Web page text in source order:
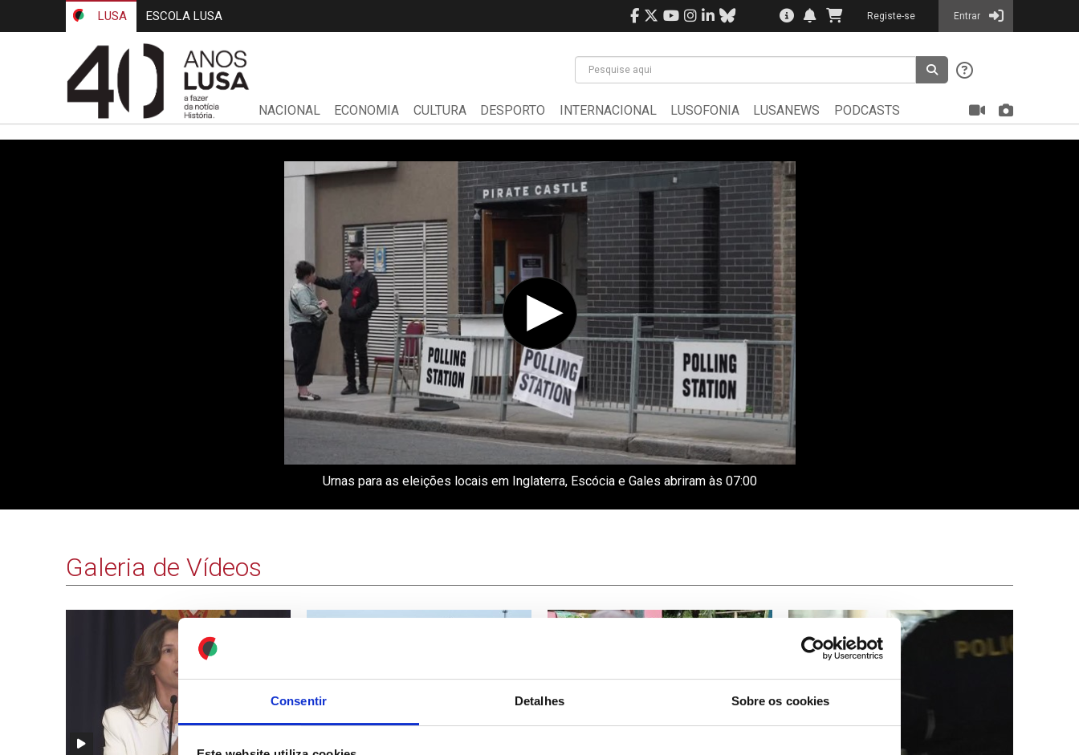
Consentir Detalhes Sobre os cookies
LUSA ESCOLA LUSA Registe-se Entrar
NACIONAL ECONOMIA CULTURA DESPORTO INTERNACIONAL LUSOFONIA LUSANEWS PODCASTS
Urnas para as eleições locais em Inglaterra, Escócia e Gales abriram às 07:00
Galeria de Vídeos